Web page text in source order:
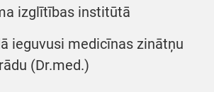
izglītības institūtā
ieguvusi medicīnas zinātņu
(Dr.med.)